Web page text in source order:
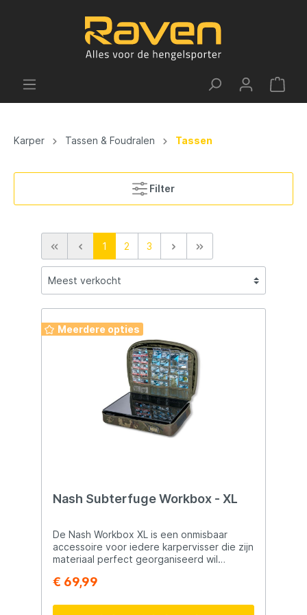
Karper Tassen & Foudralen Tassen
Filter
1 2 3
Meerdere opties
Nash Subterfuge Workbox - XL
De Nash Workbox XL is een onmisbaar
accessoire voor iedere karpervisser die zijn
materiaal perfect georganiseerd wil
de meest geliefde Nash-producten ooit,
opbergoplossing voor al je terminal tackle-
€ 69,99